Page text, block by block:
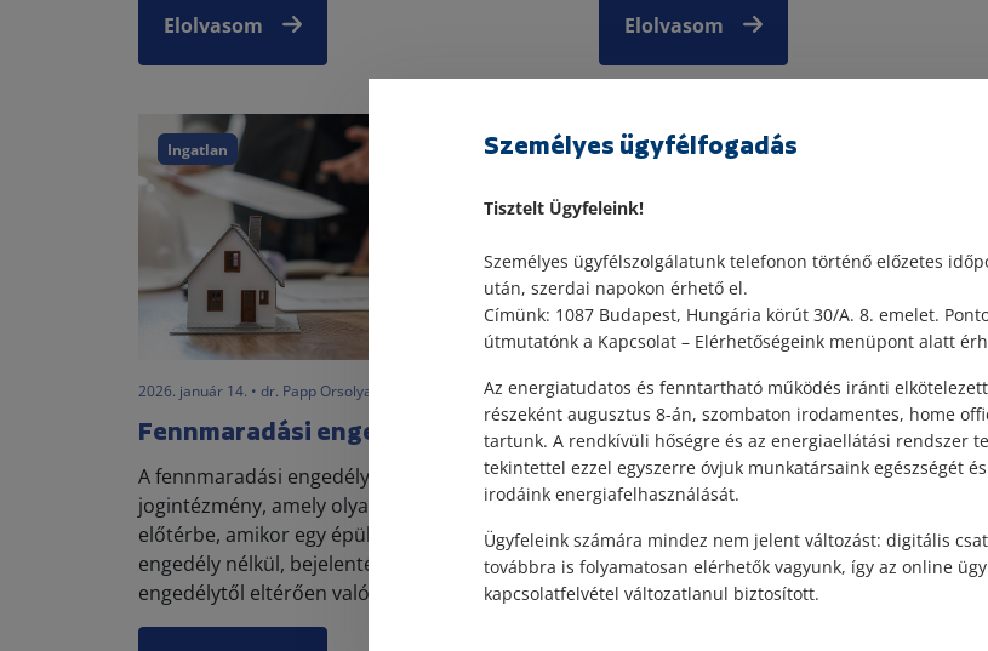
Elolvasom Elolvasom
Ingatlan
2026. január 14. • dr. Papp Orsolya
Fennmaradási engedély
A fennmaradási engedély egy kivételes
jogintézmény, amely olyan esetekben kerül
előtérbe, amikor egy épület vagy épületrész
engedély nélkül, bejelentés hiányában, vagy az
engedélytől eltérően valós...
Ingatlan
2025. december 22. • dr. Papp Orsolya
Mi a tulajdoni lap?
A tulajdoni lap az ingatlan-nyilvántartás
alapdokumentuma. Jogilag közhiteles
nyilvántartásról van szó, ami azt jelenti,
az abban szereplő adatok valódiságát a
vélelmezi. Az ingatlan adásv...
Személyes ügyfélfogadás
Tisztelt Ügyfeleink!
Személyes ügyfélszolgálatunk telefonon történő előzetes
után, szerdai napokon érhető el.
Címünk: 1087 Budapest, Hungária körút 30/A. 8. emelet.
útmutatónk a Kapcsolat – Elérhetőségeink menüpont alatt
Az energiatudatos és fenntartható működés iránti
részeként augusztus 8-án, szombaton irodamentes, home
tartunk. A rendkívüli hőségre és az energiaellátási rendszer
tekintettel ezzel egyszerre óvjuk munkatársaink egészségét
irodáink energiafelhasználását.
Ügyfeleink számára mindez nem jelent változást: digitális
továbbra is folyamatosan elérhetők vagyunk, így az online
kapcsolatfelvétel változatlanul biztosított.